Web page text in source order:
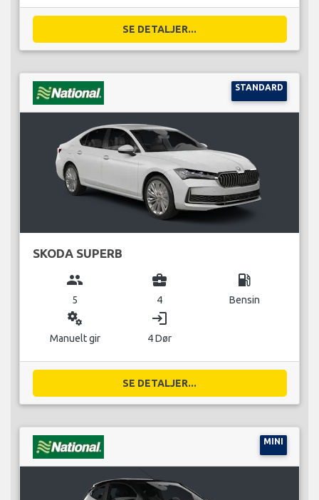
SE DETALJER...
STANDARD
SKODA SUPERB
group
5
business_center
4
local_gas_station
Bensin
miscellaneous_services
Manuelt gir
login
4 Dør
SE DETALJER...
MINI